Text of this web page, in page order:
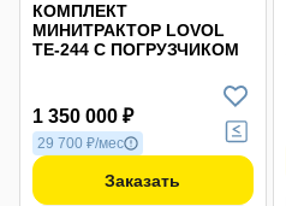
КОМПЛЕКТ
МИНИТРАКТОР LOVOL
TE-244 С ПОГРУЗЧИКОМ
1 350 000 ₽
29 700 ₽/мес
Заказать